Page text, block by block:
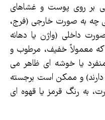
بر روی پوست و غشاهای
چه به صورت خارجی (فرج،
داخلی (واژن یا دهانه
که معمولاً خفیف، مرطوب و
یا خوشه ای ظاهر می
و ممکن است برجسته
به رنگ قرمز یا قهوه ای